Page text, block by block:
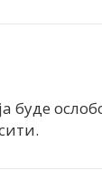
буде